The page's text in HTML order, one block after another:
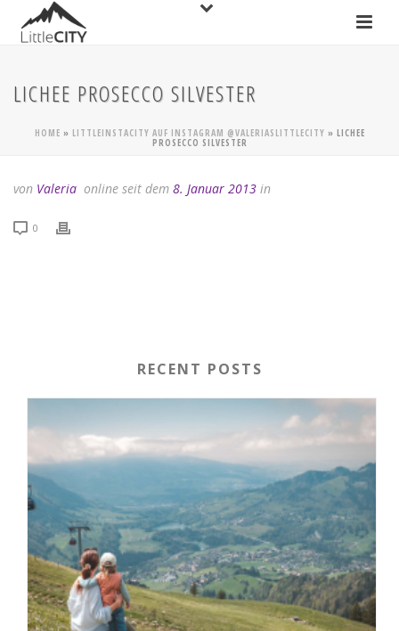
LICHEE PROSECCO SILVESTER
HOME » LITTLEINSTACITY AUF INSTAGRAM @VALERIASLITTLECITY » LICHEE
PROSECCO SILVESTER
von Valeria online seit dem 8. Januar 2013 in
0
RECENT POSTS